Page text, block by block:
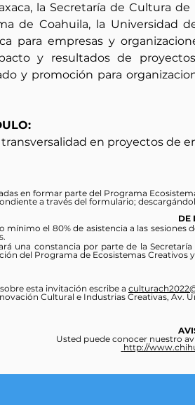
la Secretaría de Cultura
de Coahuila, la Universidad
para empresas y
y resultados de
y promoción para
en proyectos de
en formar parte del Programa
a través del formulario;
DE
mínimo el 80% de asistencia a las
una constancia por parte de la
del Programa de Ecosistemas Creativos
esta invitación escribe a
Cultural e Industrias Creativas, Av.
Usted puede conocer nuestro
http://